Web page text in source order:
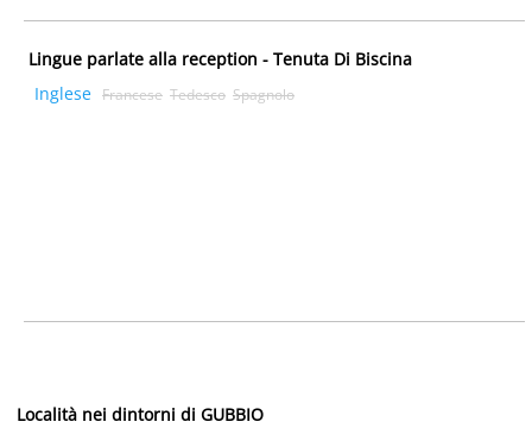
Lingue parlate alla reception - Tenuta Di Biscina
Inglese Francese Tedesco Spagnolo
Località nei dintorni di GUBBIO